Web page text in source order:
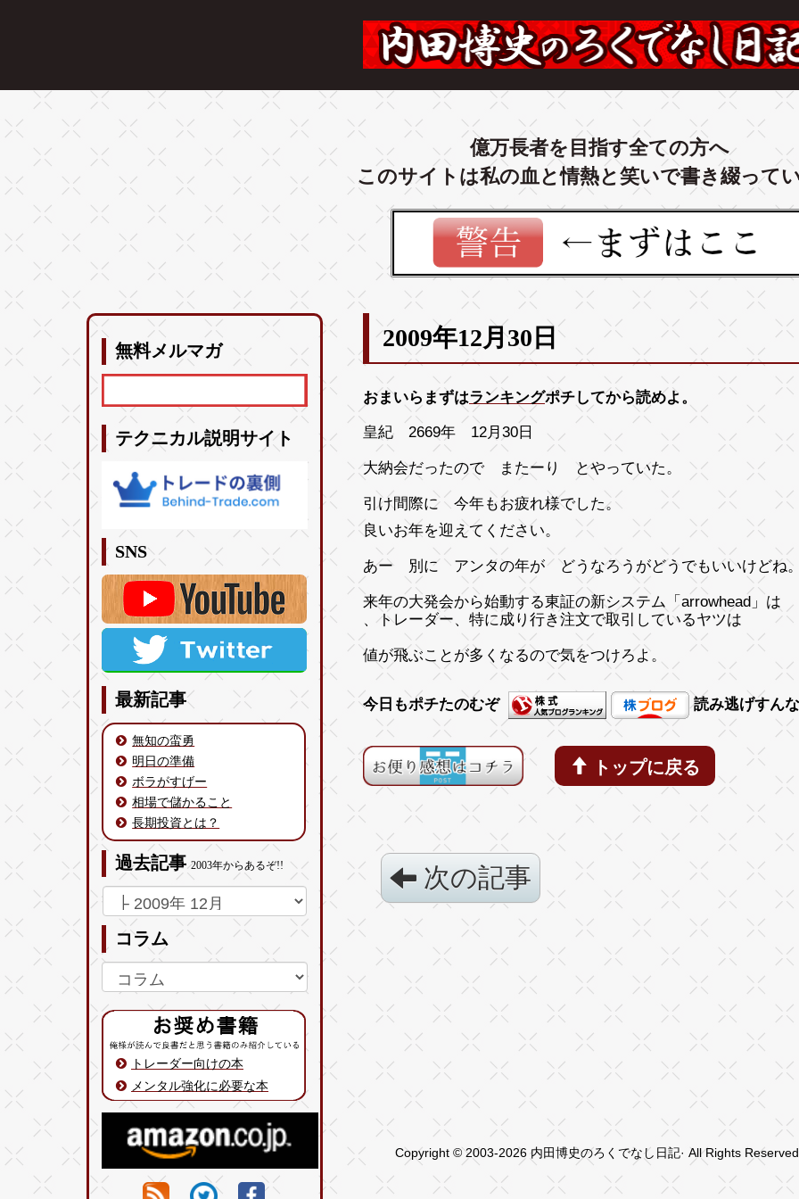
億万長者を目指す全ての方へ
このサイトは私の血と情熱と笑いで書き綴って
無料メルマガ
テクニカル説明サイト
SNS
最新記事
無知の蛮勇
明日の準備
ボラがすげー
相場で儲かること
長期投資とは？
過去記事2003年からあるぞ!!
コラム
トレーダー向けの本
メンタル強化に必要な本
2009年12月30日
おまいらまずはランキングポチしてから読めよ。
皇紀 2669年 12月30日
大納会だったので またーり とやっていた。
引け間際に 今年もお疲れ様でした。
良いお年を迎えてください。
あー 別に アンタの年が どうなろうがどうでもいいけどね
来年の大発会から始動する東証の新システム「arrowhead」は
、トレーダー、 特に成り行き注文で取引しているヤツは
値が飛ぶことが多くなるので気をつけろよ。
今日もポチたのむぞ 読み逃げすん
トップに戻る
次の記事
Copyright © 2003-2026 内田博史のろくでなし日記· All Rights